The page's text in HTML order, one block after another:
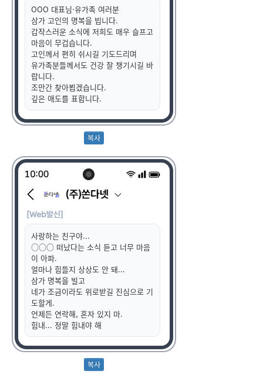
OOO 대표님·유가족 여러분
삼가 고인의 명복을 빕니다.
갑작스러운 소식에 저희도 매우 슬프고
마음이 무겁습니다.
고인께서 편히 쉬시길 기도드리며
유가족분들께서도 건강 잘 챙기시길 바
랍니다.
조만간 찾아뵙겠습니다.
깊은 애도를 표합니다.
사랑하는 친구야...
○○○ 떠났다는 소식 듣고 너무 마음
이 아파.
얼마나 힘들지 상상도 안 돼...
삼가 명복을 빌고
네가 조금이라도 위로받길 진심으로 기
도할게.
언제든 연락해, 혼자 있지 마.
힘내... 정말 힘내야 해